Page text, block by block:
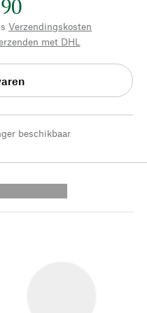
Verzendingskosten
met DHL
beschikbaar